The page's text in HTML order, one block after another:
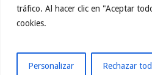
tráfico. Al hacer clic en "Aceptar
cookies.
Personalizar Rechazar
YOUTUBE ABOUT.ME